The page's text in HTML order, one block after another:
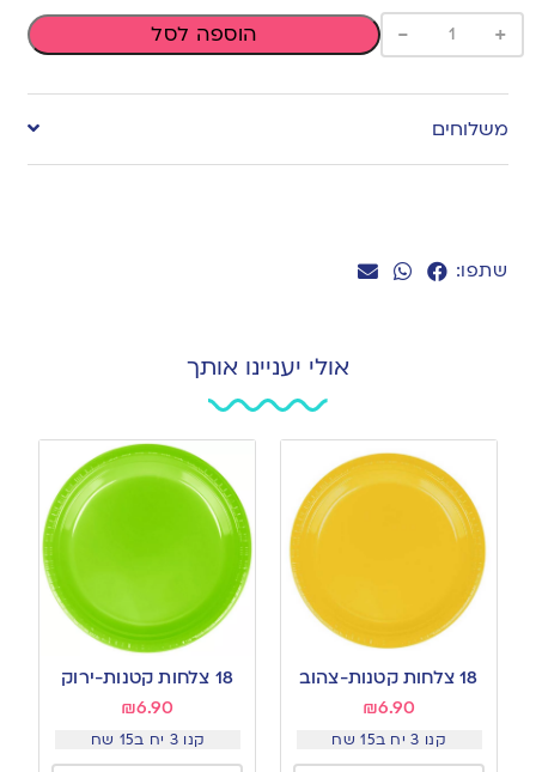
שתפו:
+
- הוספה לסל
משלוחים
אולי יעניינו אותך
18 צלחות קטנות-צהוב
₪6.90
קנו 3 יח ב15 שח
18 צלחות קטנות-ירוק
₪6.90
קנו 3 יח ב15 שח